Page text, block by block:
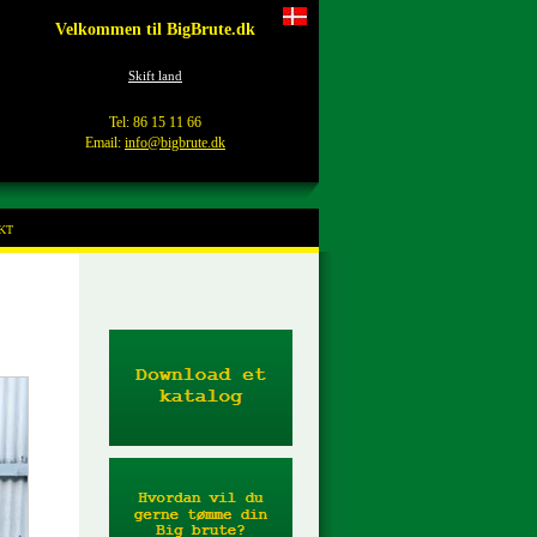
Velkommen til BigBrute.dk
Skift land
Tel: 86 15 11 66
Email: info@bigbrute.dk